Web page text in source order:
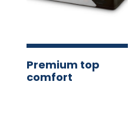
Premium top
comfort